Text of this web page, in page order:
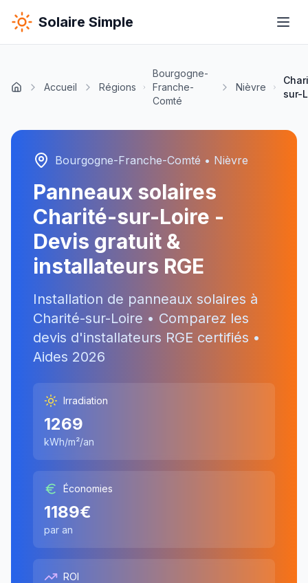
Solaire Simple
Accueil Régions
Bourgogne-
Franche-
Comté
Nièvre
sur-
Bourgogne-Franche-Comté • Nièvre
Panneaux solaires
Charité-sur-Loire -
Devis gratuit &
installateurs RGE
Installation de panneaux solaires à
Charité-sur-Loire • Comparez les
devis d'installateurs RGE certifiés •
Aides 2026
Irradiation
1269
kWh/m²/an
Économies
1189€
par an
ROI